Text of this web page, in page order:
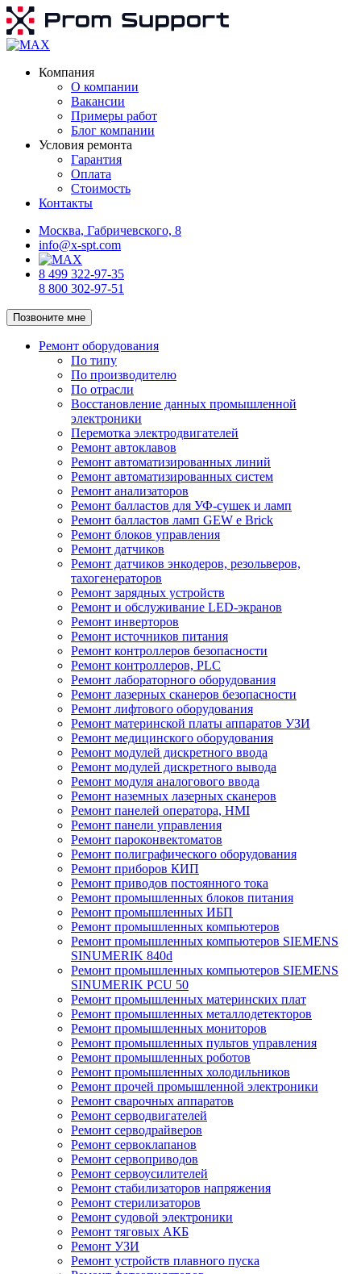
Компания
О компании
Вакансии
Примеры работ
Блог компании
Условия ремонта
Гарантия
Оплата
Стоимость
Контакты
Москва, Габричевского, 8
info@x-spt.com
8 499 322-97-35
8 800 302-97-51
Позвоните мне
Ремонт оборудования
По типу
По производителю
По отрасли
Восстановление данных промышленной
электроники
Перемотка электродвигателей
Ремонт автоклавов
Ремонт автоматизированных линий
Ремонт автоматизированных систем
Ремонт анализаторов
Ремонт балластов для УФ-сушек и ламп
Ремонт балластов ламп GEW e Brick
Ремонт блоков управления
Ремонт датчиков
Ремонт датчиков энкодеров, резольверов,
тахогенераторов
Ремонт зарядных устройств
Ремонт и обслуживание LED-экранов
Ремонт инверторов
Ремонт источников питания
Ремонт контроллеров безопасности
Ремонт контроллеров, PLC
Ремонт лабораторного оборудования
Ремонт лазерных сканеров безопасности
Ремонт лифтового оборудования
Ремонт материнской платы аппаратов УЗИ
Ремонт медицинского оборудования
Ремонт модулей дискретного ввода
Ремонт модулей дискретного вывода
Ремонт модуля аналогового ввода
Ремонт наземных лазерных сканеров
Ремонт панелей оператора, HMI
Ремонт панели управления
Ремонт пароконвектоматов
Ремонт полиграфического оборудования
Ремонт приборов КИП
Ремонт приводов постоянного тока
Ремонт промышленных блоков питания
Ремонт промышленных ИБП
Ремонт промышленных компьютеров
Ремонт промышленных компьютеров SIEMENS
SINUMERIK 840d
Ремонт промышленных компьютеров SIEMENS
SINUMERIK PCU 50
Ремонт промышленных материнских плат
Ремонт промышленных металлодетекторов
Ремонт промышленных мониторов
Ремонт промышленных пультов управления
Ремонт промышленных роботов
Ремонт промышленных холодильников
Ремонт прочей промышленной электроники
Ремонт сварочных аппаратов
Ремонт серводвигателей
Ремонт серводрайверов
Ремонт сервоклапанов
Ремонт сервоприводов
Ремонт сервоусилителей
Ремонт стабилизаторов напряжения
Ремонт стерилизаторов
Ремонт судовой электроники
Ремонт тяговых АКБ
Ремонт УЗИ
Ремонт устройств плавного пуска